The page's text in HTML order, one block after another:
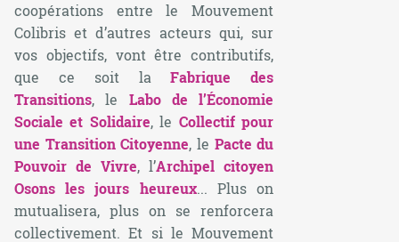
coopérations entre le Mouvement
Colibris et d’autres acteurs qui, sur
vos objectifs, vont être contributifs,
que ce soit laFabrique des
Transitions, le Labo de l’Économie
Sociale et Solidaire, le Collectif pour
une Transition Citoyenne, le Pacte du
Pouvoir de Vivre, l’Archipel citoyen
Osons les jours heureux... Plus on
mutualisera, plus on se renforcera
collectivement. Et si le Mouvement